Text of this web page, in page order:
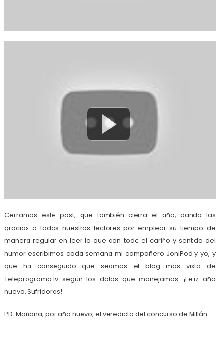
Cerramos este post, que también cierra el año, dando las
gracias a todos nuestros lectores por emplear su tiempo de
manera regular en leer lo que con todo el cariño y sentido del
humor escribimos cada semana mi compañero JoniPod y yo, y
que ha conseguido que seamos el blog más visto de
Teleprograma.tv según los datos que manejamos. ¡Feliz año
nuevo, Sufridores!
PD: Mañana, por año nuevo, el veredicto del concurso de Millán.